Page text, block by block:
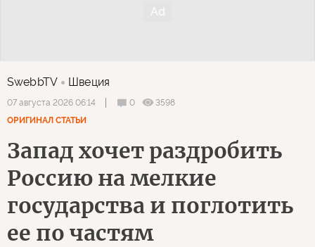
SwebbTV Швеция
07 августа 2026 06:14 0
3598
ОРИГИНАЛ СТАТЬИ
Запад хочет раздробить
Россию на мелкие
государства и поглотить
ее по частям